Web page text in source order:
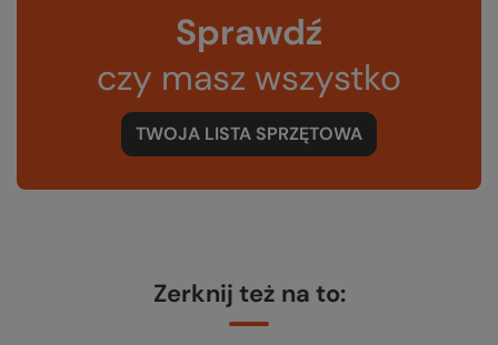
Sprawdź
czy masz wszystko
TWOJA LISTA SPRZĘTOWA
Zerknij też na to: